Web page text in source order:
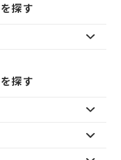
探す
探す